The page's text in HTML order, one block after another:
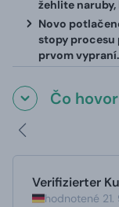
žehlite naruby,
Novo
stopy procesu
prvom vypraní.
Čo
Verifizierter
hodnotené